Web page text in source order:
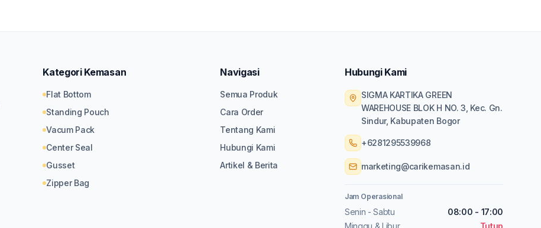
Kategori Kemasan
Flat Bottom
Standing Pouch
Vacum Pack
Center Seal
Gusset
Zipper Bag
Navigasi
Semua Produk
Cara Order
Tentang Kami
Hubungi Kami
Artikel & Berita
Hubungi Kami
SIGMA KARTIKA GREEN
WAREHOUSE BLOK H NO. 3, Kec. Gn.
Sindur, Kabupaten Bogor
+6281295539968
marketing@carikemasan.id
Jam Operasional
Senin - Sabtu
08:00 - 17:00
Minggu & Libur
Tutup